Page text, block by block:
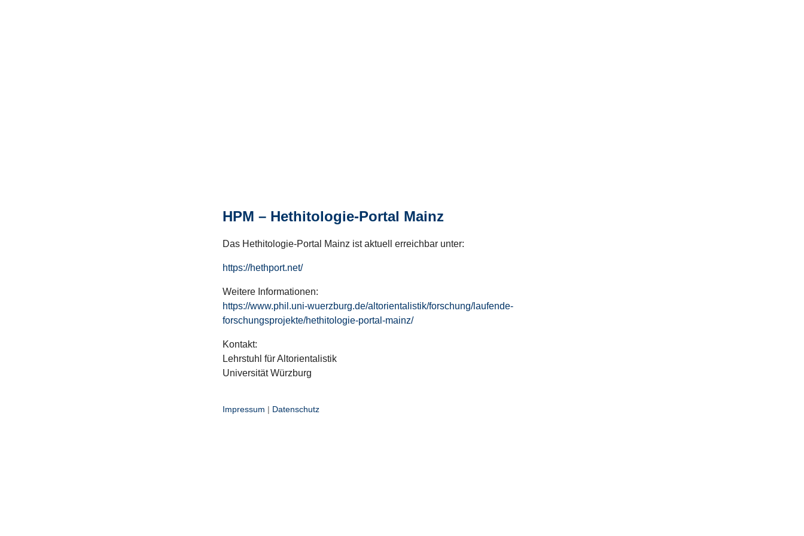
HPM – Hethitologie-Portal Mainz
Das Hethitologie-Portal Mainz ist aktuell erreichbar unter:
https://hethport.net/
Weitere Informationen:
https://www.phil.uni-wuerzburg.de/altorientalistik/forschung/laufende-
forschungsprojekte/hethitologie-portal-mainz/
Kontakt:
Lehrstuhl für Altorientalistik
Universität Würzburg
Impressum | Datenschutz